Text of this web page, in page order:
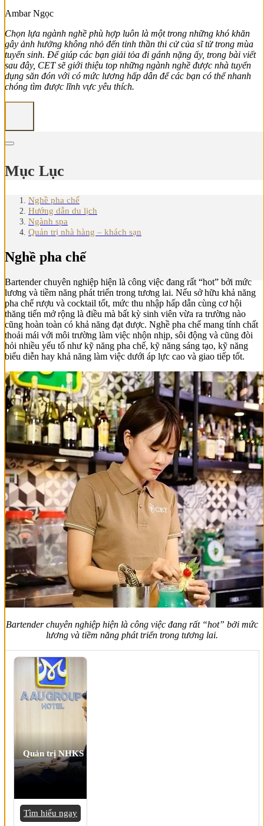
Ambar Ngọc
Chọn lựa ngành nghề phù hợp luôn là một trong những khó khăn
gây ảnh hưởng không nhỏ đến tinh thần thi cử của sĩ tử trong mùa
tuyển sinh. Để giúp các bạn giải tỏa đi gánh nặng ấy, trong bài viết
sau đây, CET sẽ giới thiệu top những ngành nghề được nhà tuyển
dụng săn đón với có mức lương hấp dẫn để các bạn có thể nhanh
chóng tìm được lĩnh vực yêu thích.
Mục Lục
Nghề pha chế
Hướng dẫn du lịch
Ngành spa
Quản trị nhà hàng – khách sạn
Nghề pha chế
Bartender chuyên nghiệp hiện là công việc đang rất “hot” bởi mức
lương và tiềm năng phát triển trong tương lai. Nếu sở hữu khả năng
pha chế rượu và cocktail tốt, mức thu nhập hấp dẫn cùng cơ hội
thăng tiến mở rộng là điều mà bất kỳ sinh viên vừa ra trường nào
cũng hoàn toàn có khả năng đạt được. Nghề pha chế mang tính chất
thoải mái với môi trường làm việc nhộn nhịp, sôi động và cũng đòi
hỏi nhiều yếu tố như kỹ năng pha chế, kỹ năng sáng tạo, kỹ năng
biểu diễn hay khả năng làm việc dưới áp lực cao và giao tiếp tốt.
Bartender chuyên nghiệp hiện là công việc đang rất “hot” bởi mức
lương và tiềm năng phát triển trong tương lai.
Quản trị NHKS
Tìm hiểu ngay